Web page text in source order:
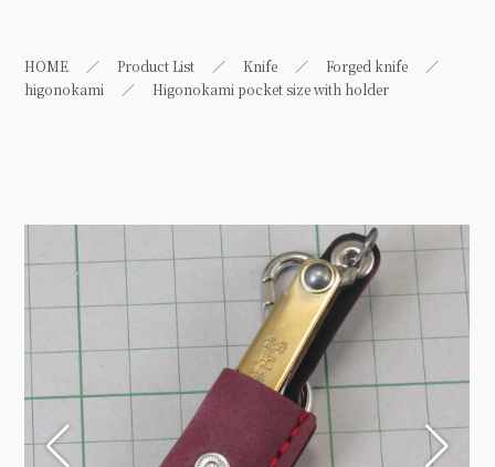
HOME Product List Knife
Forged knife
higonokami
Higonokami pocket size with holder